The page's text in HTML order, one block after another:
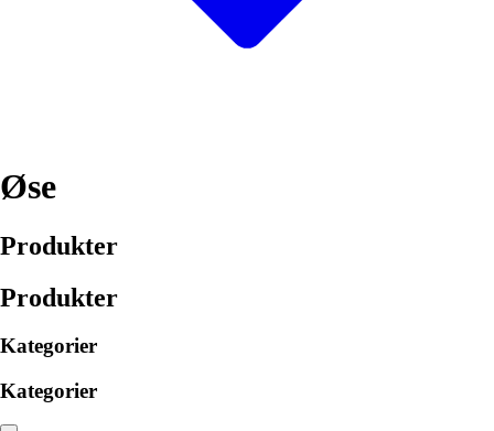
Øse
Produkter
Produkter
Kategorier
Kategorier